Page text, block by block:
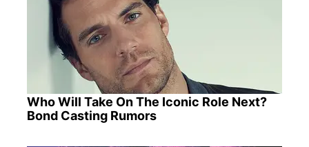
Who Will Take On The Iconic Role Next?
Bond Casting Rumors